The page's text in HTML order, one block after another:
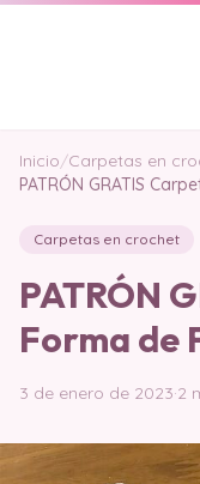
Inicio/Carpetas en
PATRÓN GRATIS
Carpetas en crochet
PATRÓN
Forma de
3 de enero de 2023·2